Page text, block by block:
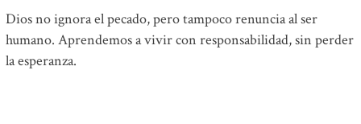
Dios no ignora el pecado, pero tampoco renuncia al ser
humano. Aprendemos a vivir con responsabilidad, sin perder
la esperanza.